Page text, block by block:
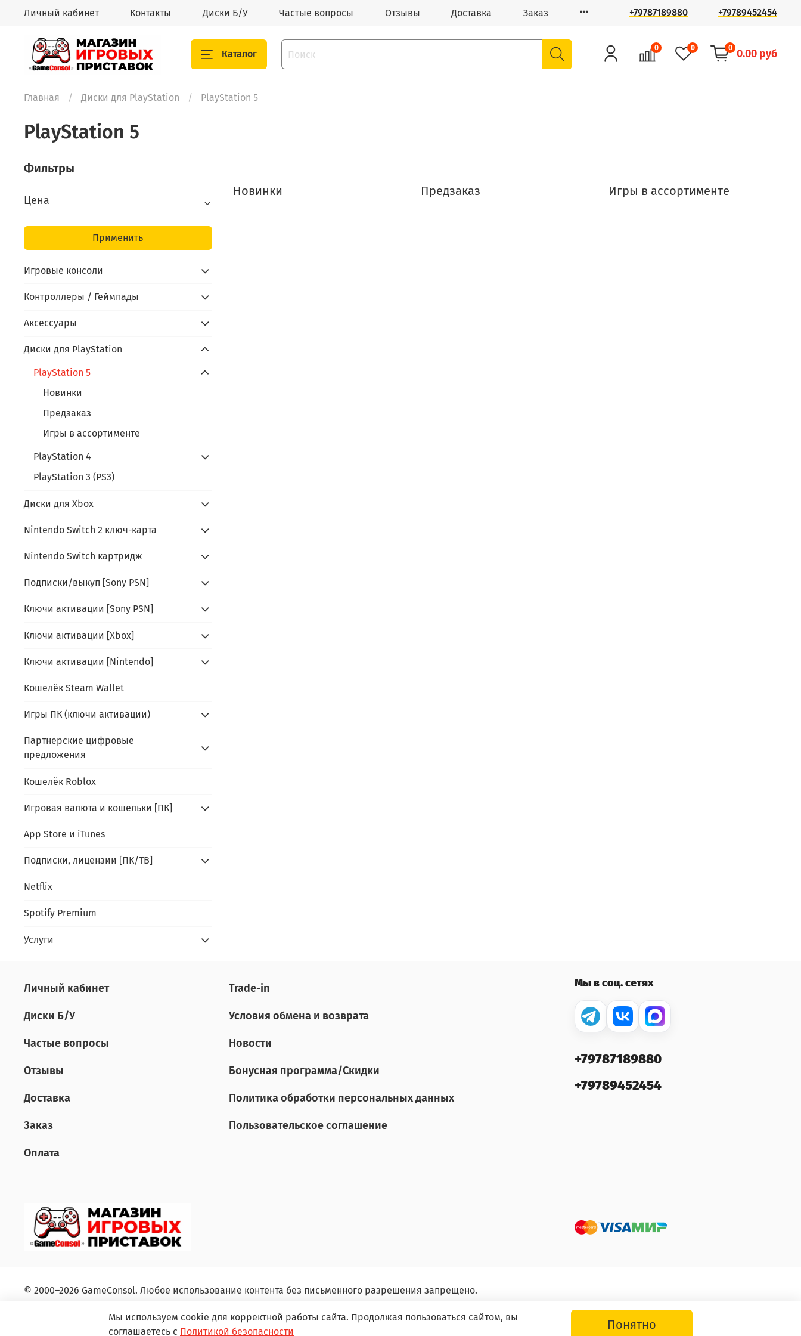
Личный кабинет Контакты Диски Б/У Частые вопросы Отзывы Доставка Заказ +79787189880 +79789452454
Каталог
0 0 0 0.00 руб
Главная Диски для PlayStation PlayStation 5
PlayStation 5
Новинки Предзаказ Игры в ассортименте
Фильтры
Цена
Применить
Игровые консоли
Контроллеры / Геймпады
Аксессуары
Диски для PlayStation
PlayStation 5
Новинки
Предзаказ
Игры в ассортименте
PlayStation 4
PlayStation 3 (PS3)
Диски для Xbox
Nintendo Switch 2 ключ-карта
Nintendo Switch картридж
Подписки/выкуп [Sony PSN]
Ключи активации [Sony PSN]
Ключи активации [Xbox]
Ключи активации [Nintendo]
Кошелёк Steam Wallet
Игры ПК (ключи активации)
Партнерские цифровые
предложения
Кошелёк Roblox
Игровая валюта и кошельки [ПК]
App Store и iTunes
Подписки, лицензии [ПК/ТВ]
Netflix
Spotify Premium
Услуги
Личный кабинет
Диски Б/У
Частые вопросы
Отзывы
Доставка
Заказ
Оплата
Tradе-in
Условия обмена и возврата
Новости
Бонусная программа/Скидки
Политика обработки персональных данных
Пользовательское соглашение
Мы в соц. сетях
+79787189880
+79789452454
© 2000–2026 GameConsol. Любое использование контента без письменного разрешения запрещено.
Мы используем cookie для корректной работы сайта. Продолжая пользоваться сайтом, вы
соглашаетесь с Политикой безопасности Понятно